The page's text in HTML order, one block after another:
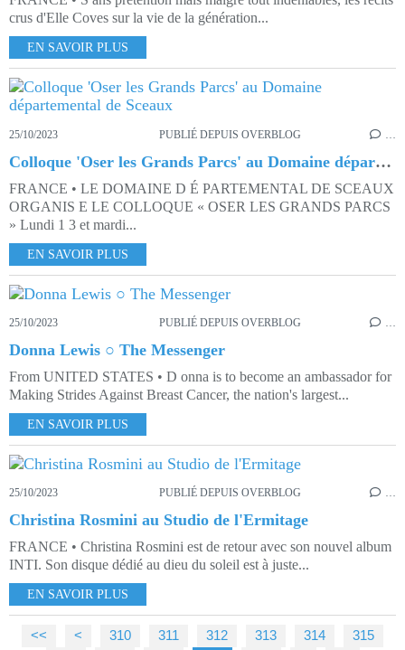
crus d'Elle Coves sur la vie de la génération...
EN SAVOIR PLUS
25/10/2023 PUBLIÉ DEPUIS OVERBLOG
Colloque 'Oser les Grands Parcs' au Domaine départemental de Sceaux
FRANCE • LE DOMAINE D É PARTEMENTAL DE SCEAUX
ORGANIS E LE COLLOQUE « OSER LES GRANDS PARCS
» Lundi 1 3 et mardi...
EN SAVOIR PLUS
25/10/2023 PUBLIÉ DEPUIS OVERBLOG …
Donna Lewis ○ The Messenger
From UNITED STATES • D onna is to become an ambassador for
Making Strides Against Breast Cancer, the nation's largest...
EN SAVOIR PLUS
25/10/2023 PUBLIÉ DEPUIS OVERBLOG …
Christina Rosmini au Studio de l'Ermitage
FRANCE • Christina Rosmini est de retour avec son nouvel album
INTI. Son disque dédié au dieu du soleil est à juste...
EN SAVOIR PLUS
<< < 300
310 311 312 313 314
315